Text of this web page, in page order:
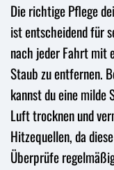
Die richtige Pflege
ist entscheidend für
nach jeder Fahrt mit
Staub zu entfernen.
kannst du eine milde
Luft trocknen und
Hitzequellen, da
Überprüfe